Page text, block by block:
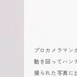
プロカメラマン
動き回ってハン
撮られた写真に